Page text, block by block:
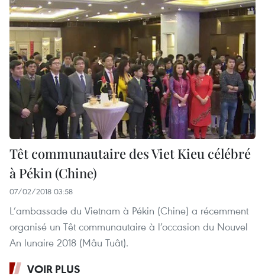
Têt communautaire des Viet Kieu célébré
à Pékin (Chine)
07/02/2018 03:58
L’ambassade du Vietnam à Pékin (Chine) a récemment
organisé un Têt communautaire à l’occasion du Nouvel
An lunaire 2018 (Mâu Tuât).
VOIR PLUS